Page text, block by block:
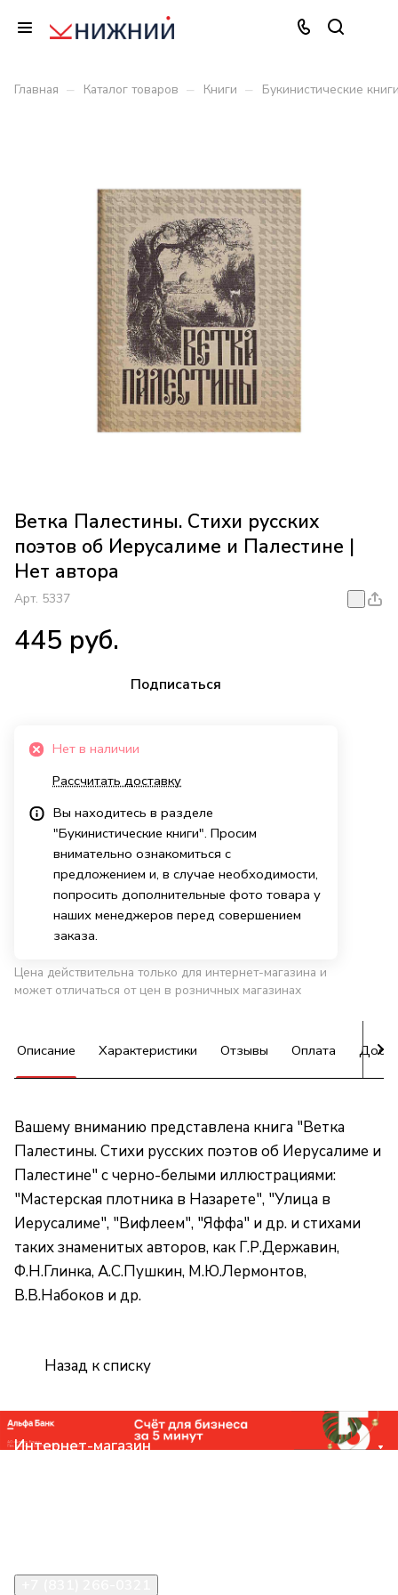
Главная – Каталог товаров – Книги – Букинистические
Ветка Палестины. Стихи русских
поэтов об Иерусалиме и Палестине |
Нет автора
Арт. 5337
445 руб.
Подписаться
Нет в наличии
Рассчитать доставку
Вы находитесь в разделе
"Букинистические книги". Просим
внимательно ознакомиться с
предложением и, в случае необходимости,
попросить дополнительные фото товара у
наших менеджеров перед совершением
заказа.
Цена действительна только для интернет-магазина и
может отличаться от цен в розничных магазинах
Описание Характеристики Отзывы Оплата
Вашему вниманию представлена книга "Ветка
Палестины. Стихи русских поэтов об Иерусалиме и
Палестине" с черно-белыми иллюстрациями:
"Мастерская плотника в Назарете", "Улица в
Иерусалиме", "Вифлеем", "Яффа" и др. и стихами
таких знаменитых авторов, как Г.Р.Державин,
Ф.Н.Глинка, А.С.Пушкин, М.Ю.Лермонтов,
В.В.Набоков и др.
Назад к списку
Интернет-магазин